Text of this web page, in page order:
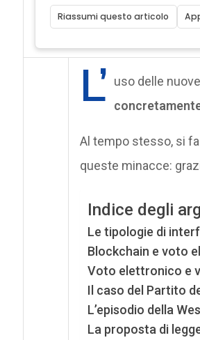
Riassumi questo articolo
L’ uso delle
Al tempo stesso, si
queste minacce:
Indice degli
Le tipologie di
Blockchain e voto
Voto elettronico e
Il caso del Partito
L’episodio della
La proposta di